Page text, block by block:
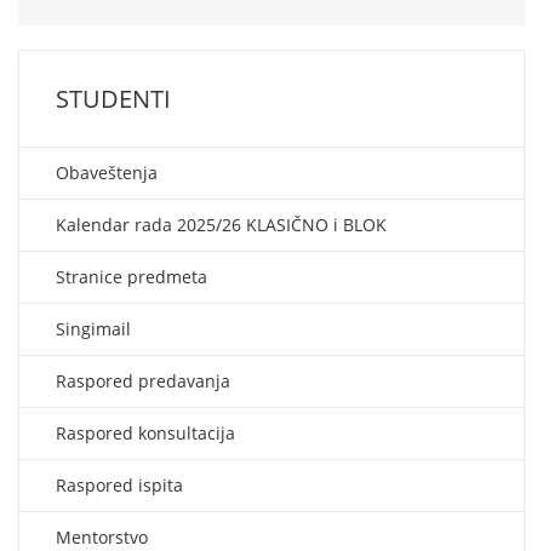
STUDENTI
Obaveštenja
Kalendar rada 2025/26 KLASIČNO i BLOK
Stranice predmeta
Singimail
Raspored predavanja
Raspored konsultacija
Raspored ispita
Mentorstvo